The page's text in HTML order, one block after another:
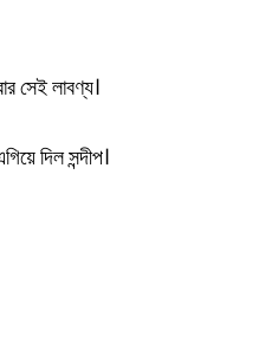
সেই লাবণ্য।
দিল সন্দীপ।